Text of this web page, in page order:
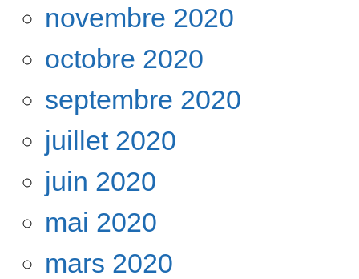
novembre 2020
octobre 2020
septembre 2020
juillet 2020
juin 2020
mai 2020
mars 2020